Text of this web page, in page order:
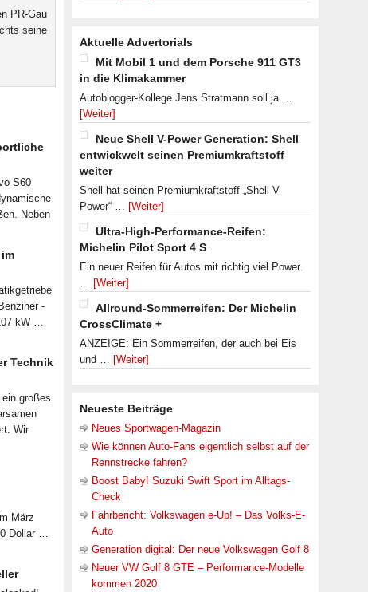
PR-Gau
seine
S60
Neben
-
kW …
Technik
großes
Wir
März
Dollar …
Aktuelle Advertorials
Mit Mobil 1 und dem Porsche 911 GT3
in die Klimakammer
Autoblogger-Kollege Jens Stratmann soll ja …
[Weiter]
Neue Shell V-Power Generation: Shell
entwickwelt seinen Premiumkraftstoff
weiter
Shell hat seinen Premiumkraftstoff „Shell V-
Power“ … [Weiter]
Ultra-High-Performance-Reifen:
Michelin Pilot Sport 4 S
Ein neuer Reifen für Autos mit richtig viel Power.
… [Weiter]
Allround-Sommerreifen: Der Michelin
CrossClimate +
ANZEIGE: Ein Sommerreifen, der auch bei Eis
und … [Weiter]
Neueste Beiträge
Neues Sportwagen-Magazin
Wie können Auto-Fans eigentlich selbst auf der
Rennstrecke fahren?
Boost Baby! Suzuki Swift Sport im Alltags-
Check
Fahrbericht: Volkswagen e-Up! – Das Volks-E-
Auto
Generation digital: Der neue Volkswagen Golf 8
Neuer VW Golf 8 GTE – Performance-Modelle
kommen 2020